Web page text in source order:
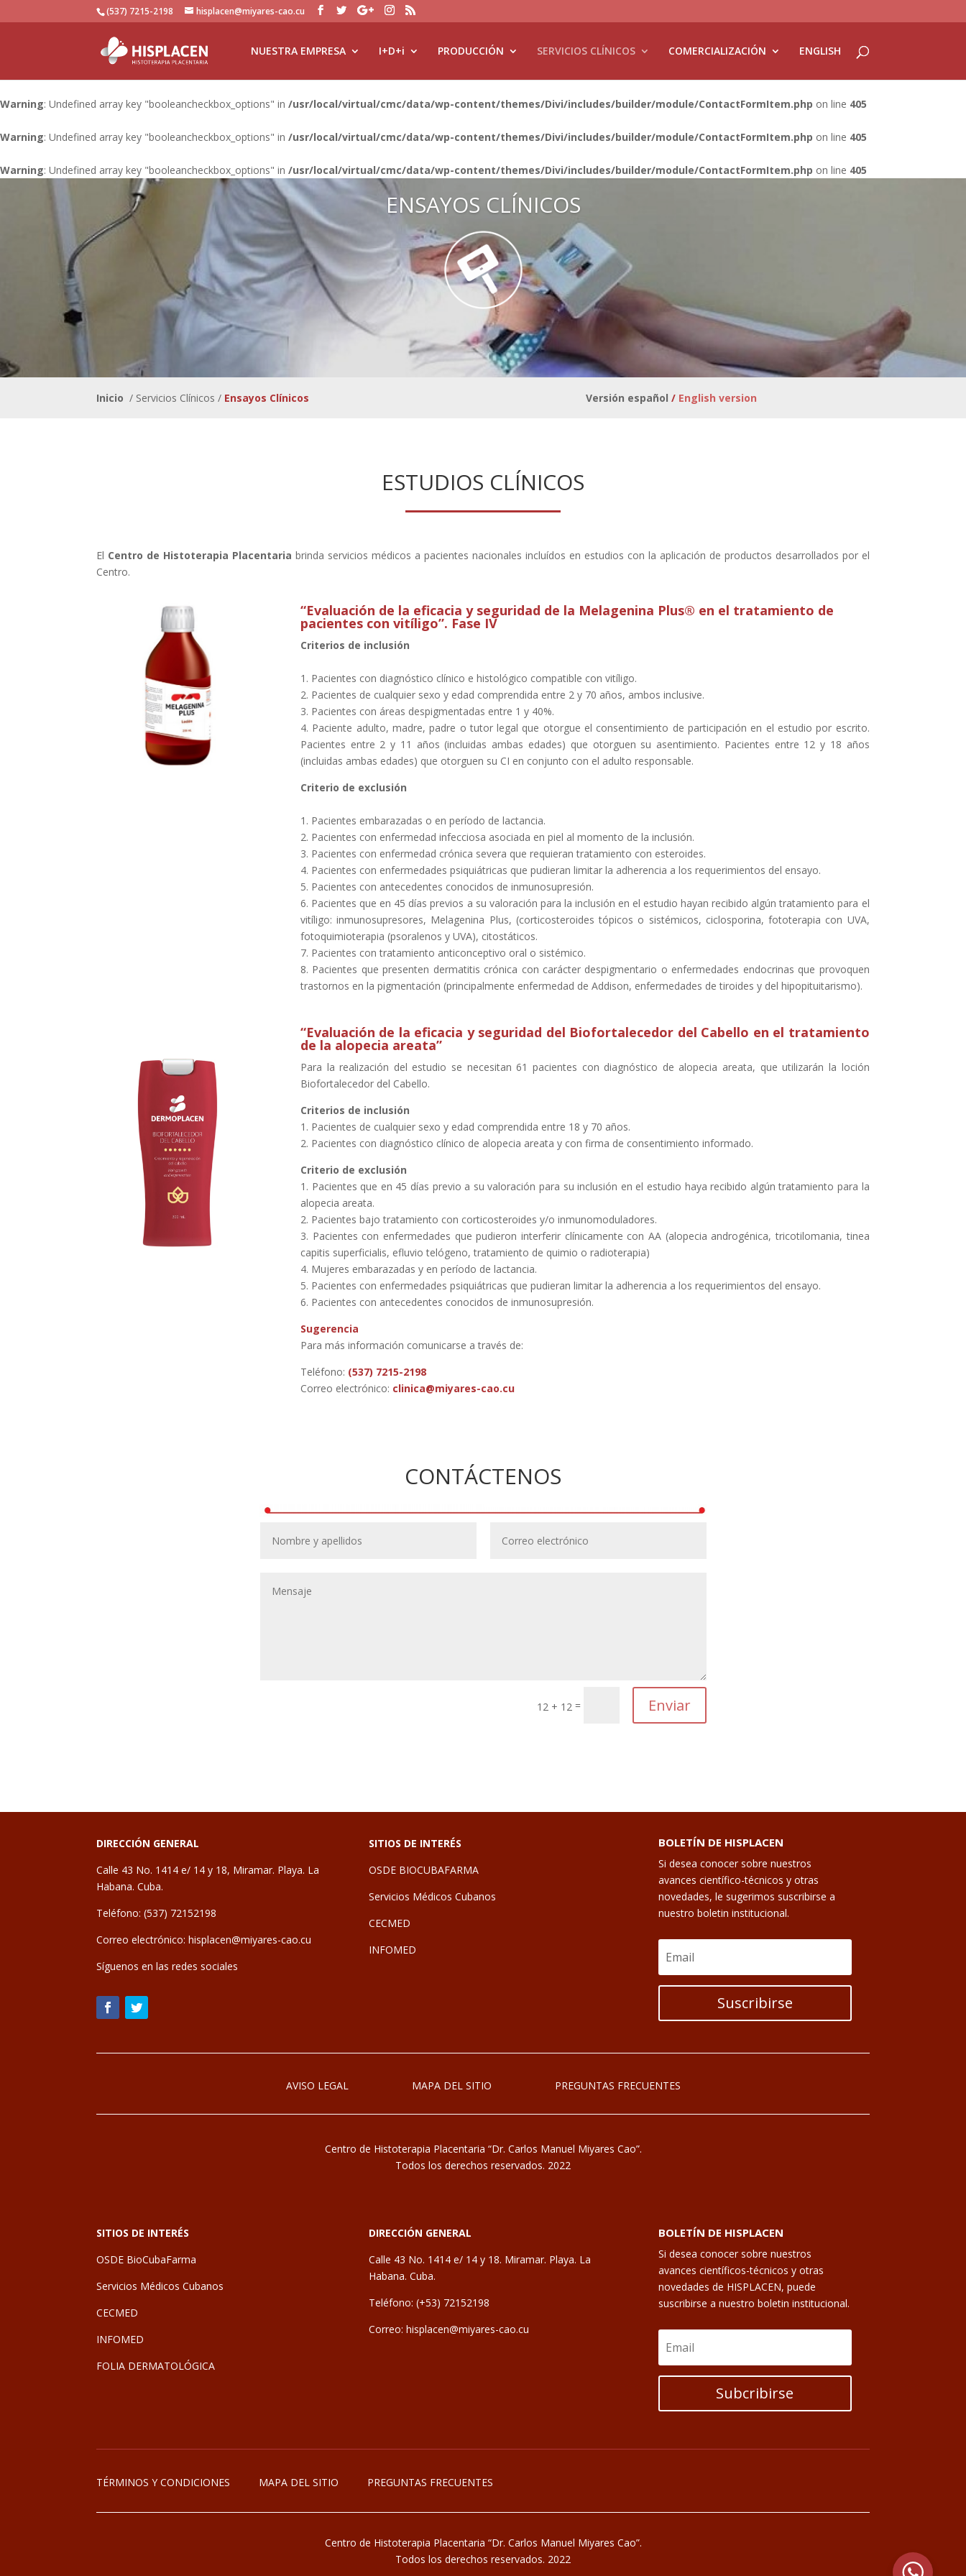
(537) 7215-2198 hisplacen@miyares-cao.cu
NUESTRA EMPRESA I+D+i PRODUCCIÓN SERVICIOS CLÍNICOS COMERCIALIZACIÓN ENGLISH
Warning: Undefined array key "booleancheckbox_options" in /usr/local/virtual/cmc/data/wp-content/themes/Divi/includes/builder/module/ContactFormItem.php on line 405
Warning: Undefined array key "booleancheckbox_options" in /usr/local/virtual/cmc/data/wp-content/themes/Divi/includes/builder/module/ContactFormItem.php on line 405
Warning: Undefined array key "booleancheckbox_options" in /usr/local/virtual/cmc/data/wp-content/themes/Divi/includes/builder/module/ContactFormItem.php on line 405
ENSAYOS CLÍNICOS
Inicio / Servicios Clínicos / Ensayos Clínicos Versión español / English version
ESTUDIOS CLÍNICOS
El Centro de Histoterapia Placentaria brinda servicios médicos a pacientes nacionales incluídos en estudios con la aplicación de productos desarrollados por el
Centro.
“Evaluación de la eficacia y seguridad de la Melagenina Plus® en el tratamiento de
pacientes con vitíligo”. Fase IV
Criterios de inclusión
1. Pacientes con diagnóstico clínico e histológico compatible con vitíligo.
2. Pacientes de cualquier sexo y edad comprendida entre 2 y 70 años, ambos inclusive.
3. Pacientes con áreas despigmentadas entre 1 y 40%.
4. Paciente adulto, madre, padre o tutor legal que otorgue el consentimiento de participación en el estudio por escrito.
Pacientes entre 2 y 11 años (incluidas ambas edades) que otorguen su asentimiento. Pacientes entre 12 y 18 años
(incluidas ambas edades) que otorguen su CI en conjunto con el adulto responsable.
Criterio de exclusión
1. Pacientes embarazadas o en período de lactancia.
2. Pacientes con enfermedad infecciosa asociada en piel al momento de la inclusión.
3. Pacientes con enfermedad crónica severa que requieran tratamiento con esteroides.
4. Pacientes con enfermedades psiquiátricas que pudieran limitar la adherencia a los requerimientos del ensayo.
5. Pacientes con antecedentes conocidos de inmunosupresión.
6. Pacientes que en 45 días previos a su valoración para la inclusión en el estudio hayan recibido algún tratamiento para el
vitíligo: inmunosupresores, Melagenina Plus, (corticosteroides tópicos o sistémicos, ciclosporina, fototerapia con UVA,
fotoquimioterapia (psoralenos y UVA), citostáticos.
7. Pacientes con tratamiento anticonceptivo oral o sistémico.
8. Pacientes que presenten dermatitis crónica con carácter despigmentario o enfermedades endocrinas que provoquen
trastornos en la pigmentación (principalmente enfermedad de Addison, enfermedades de tiroides y del hipopituitarismo).
“Evaluación de la eficacia y seguridad del Biofortalecedor del Cabello en el tratamiento
de la alopecia areata”
Para la realización del estudio se necesitan 61 pacientes con diagnóstico de alopecia areata, que utilizarán la loción
Biofortalecedor del Cabello.
Criterios de inclusión
1. Pacientes de cualquier sexo y edad comprendida entre 18 y 70 años.
2. Pacientes con diagnóstico clínico de alopecia areata y con firma de consentimiento informado.
Criterio de exclusión
1. Pacientes que en 45 días previo a su valoración para su inclusión en el estudio haya recibido algún tratamiento para la
alopecia areata.
2. Pacientes bajo tratamiento con corticosteroides y/o inmunomoduladores.
3. Pacientes con enfermedades que pudieron interferir clínicamente con AA (alopecia androgénica, tricotilomania, tinea
capitis superficialis, efluvio telógeno, tratamiento de quimio o radioterapia)
4. Mujeres embarazadas y en período de lactancia.
5. Pacientes con enfermedades psiquiátricas que pudieran limitar la adherencia a los requerimientos del ensayo.
6. Pacientes con antecedentes conocidos de inmunosupresión.
Sugerencia
Para más información comunicarse a través de:
Teléfono: (537) 7215-2198
Correo electrónico: clinica@miyares-cao.cu
CONTÁCTENOS
12 + 12 = Enviar
DIRECCIÓN GENERAL
Calle 43 No. 1414 e/ 14 y 18, Miramar. Playa. La
Habana. Cuba.
Teléfono: (537) 72152198
Correo electrónico:hisplacen@miyares-cao.cu
Síguenos en las redes sociales
SITIOS DE INTERÉS
OSDE BIOCUBAFARMA
Servicios Médicos Cubanos
CECMED
INFOMED
BOLETÍN DE HISPLACEN
Si desea conocer sobre nuestros
avances científico-técnicos y otras
novedades, le sugerimos suscribirse a
nuestro boletin institucional.
Suscribirse
AVISO LEGAL MAPA DEL SITIO PREGUNTAS FRECUENTES
Centro de Histoterapia Placentaria “Dr. Carlos Manuel Miyares Cao”.
Todos los derechos reservados. 2022
SITIOS DE INTERÉS
OSDE BioCubaFarma
Servicios Médicos Cubanos
CECMED
INFOMED
FOLIA DERMATOLÓGICA
DIRECCIÓN GENERAL
Calle 43 No. 1414 e/ 14 y 18. Miramar. Playa. La
Habana. Cuba.
Teléfono: (+53) 72152198
Correo: hisplacen@miyares-cao.cu
BOLETÍN DE HISPLACEN
Si desea conocer sobre nuestros
avances científicos-técnicos y otras
novedades de HISPLACEN, puede
suscribirse a nuestro boletin institucional.
Subcribirse
TÉRMINOS Y CONDICIONES MAPA DEL SITIO PREGUNTAS FRECUENTES
Centro de Histoterapia Placentaria “Dr. Carlos Manuel Miyares Cao”.
Todos los derechos reservados. 2022